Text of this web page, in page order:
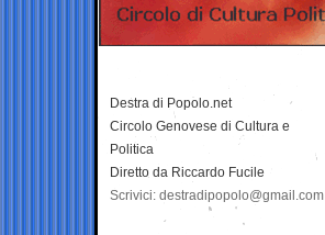
Destra di Popolo.net
Circolo Genovese di Cultura e
Politica
Diretto da Riccardo Fucile
Scrivici: destradipopolo@gmail.com